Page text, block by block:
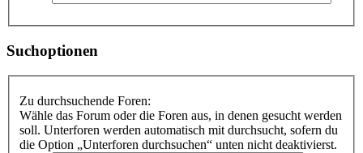
Suchoptionen
Zu durchsuchende Foren:
Wähle das Forum oder die Foren aus, in denen gesucht werden
soll. Unterforen werden automatisch mit durchsucht, sofern du
die Option „Unterforen durchsuchen“ unten nicht deaktivierst.